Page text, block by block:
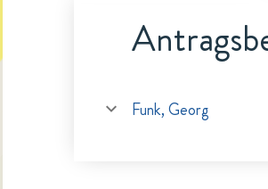
Funk, Georg